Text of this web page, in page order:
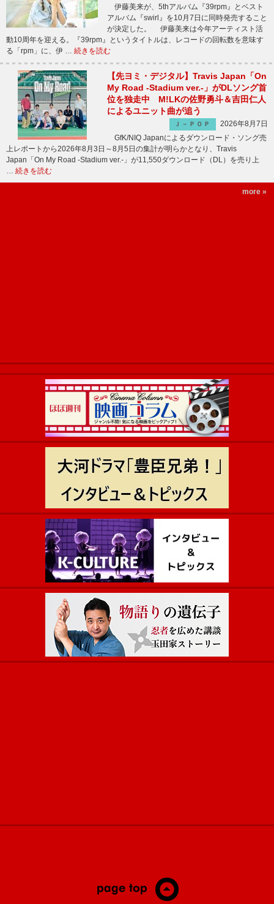
伊藤美来が、5thアルバム『39rpm』とベスト
アルバム『swirl』を10月7日に同時発売すること
が決定した。 伊藤美来は今年アーティスト活
動10周年を迎える。『39rpm』というタイトルは、レコードの回転数を意味す
る「rpm」に、伊 … 続きを読む
【先ヨミ・デジタル】Travis Japan「On
My Road -Stadium ver.-」がDLソング首
位を独走中 M!LKの佐野勇斗＆吉田仁人
によるユニット曲が追う
Ｊ－ＰＯＰ
2026年8月7日
GfK/NIQ Japanによるダウンロード・ソング売
上レポートから2026年8月3日～8月5日の集計が明らかとなり、Travis
Japan「On My Road -Stadium ver.-」が11,550ダウンロード（DL）を売り上
… 続きを読む
more »